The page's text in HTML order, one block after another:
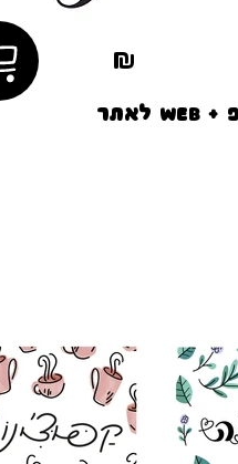
לרישיון משולב: דסקטופ + WEB לאתר
₪